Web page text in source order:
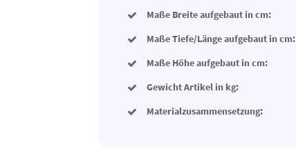
Maße Breite aufgebaut in cm:
Maße Tiefe/Länge aufgebaut in cm:
Maße Höhe aufgebaut in cm:
Gewicht Artikel in kg:
Materialzusammensetzung: